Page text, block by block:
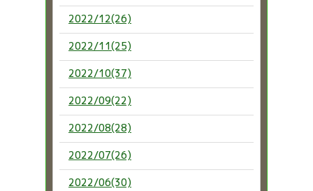
2022/12(26)
2022/11(25)
2022/10(37)
2022/09(22)
2022/08(28)
2022/07(26)
2022/06(30)